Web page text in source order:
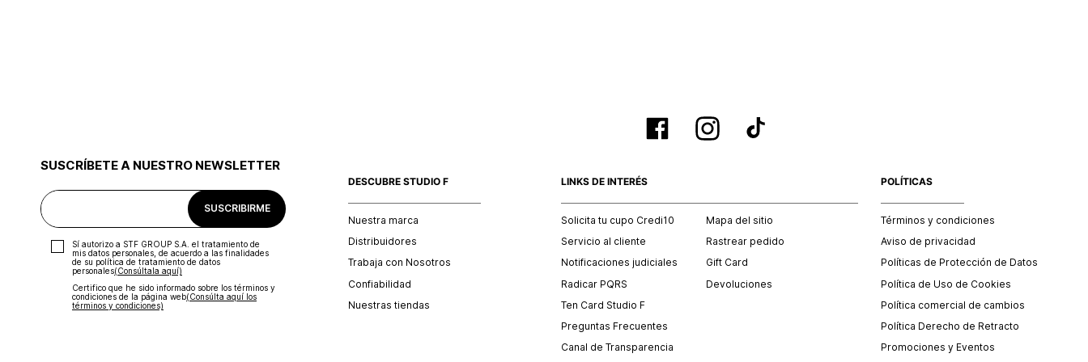
SUSCRÍBETE A NUESTRO NEWSLETTER
SUSCRIBIRME
Sí autorizo a STF GROUP S.A. el tratamiento de
mis datos personales, de acuerdo a las finalidades
de su política de tratamiento de datos
personales‎(Consúltala aquí)
Certifico que he sido informado sobre los términos y
condiciones de la página web‎(Consúlta aquí los
términos y condiciones)
DESCUBRE STUDIO F
Nuestra marca
Distribuidores
Trabaja con Nosotros
Confiabilidad
Nuestras tiendas
LINKS DE INTERÉS
Solicita tu cupo Credi10
Servicio al cliente
Notificaciones judiciales
Radicar PQRS
Ten Card Studio F
Preguntas Frecuentes
Canal de Transparencia
Mapa del sitio
Rastrear pedido
Gift Card
Devoluciones
POLÍTICAS
Términos y condiciones
Aviso de privacidad
Políticas de Protección de Datos
Política de Uso de Cookies
Política comercial de cambios
Política Derecho de Retracto
Promociones y Eventos